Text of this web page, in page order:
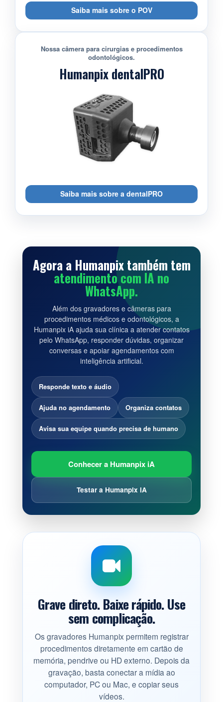
Saiba mais sobre o POV
Nossa câmera para cirurgias e procedimentos
odontológicos.
Humanpix dentalPRO
Saiba mais sobre a dentalPRO
Agora a Humanpix também tem
atendimento com IA no
WhatsApp.
Além dos gravadores e câmeras para
procedimentos médicos e odontológicos, a
Humanpix iA ajuda sua clínica a atender contatos
pelo WhatsApp, responder dúvidas, organizar
conversas e apoiar agendamentos com
inteligência artificial.
Responde texto e áudio
Ajuda no agendamento Organiza contatos
Avisa sua equipe quando precisa de humano
Conhecer a Humanpix iA
Testar a Humanpix iA
Grave direto. Baixe rápido. Use
sem complicação.
Os gravadores Humanpix permitem registrar
procedimentos diretamente em cartão de
memória, pendrive ou HD externo. Depois da
gravação, basta conectar a mídia ao
computador, PC ou Mac, e copiar seus
vídeos.